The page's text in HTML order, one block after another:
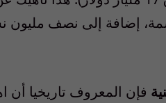
أو 1.5 مليون نسمة، إضافة إلى
فإن المعروف تاريخيا أن